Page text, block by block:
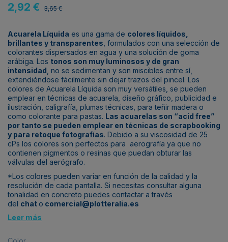
2,92 € 3,65 €
Acuarela Líquida es una gama de colores líquidos,
brillantes y transparentes , formulados con una selección de
colorantes dispersados en agua y una solución de goma
arábiga. Los tonos son muy luminosos y de gran
intensidad , no se sedimentan y son miscibles entre sí,
extendiéndose fácilmente sin dejar trazos del pincel. Los
colores de Acuarela Líquida son muy versátiles, se pueden
emplear en técnicas de acuarela, diseño gráfico, publicidad e
ilustración, caligrafía, plumas técnicas, para teñir madera o
como colorante para pastas. Las acuarelas son “acid free”
por tanto se pueden emplear en técnicas de scrapbooking
y para retoque fotografías. Debido a su viscosidad de 25
cPs los colores son perfectos para aerografía ya que no
contienen pigmentos o resinas que puedan obturar las
válvulas del aerógrafo.
*Los colores pueden variar en función de la calidad y la
resolución de cada pantalla. Si necesitas consultar alguna
tonalidad en concreto puedes contactar a través
del chat o comercial@plotteralia.es
Leer más